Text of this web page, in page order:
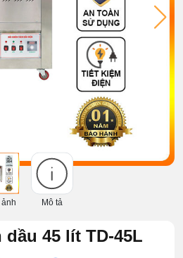
Mô tả
45 lít TD-45L